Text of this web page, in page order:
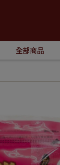
全部商品